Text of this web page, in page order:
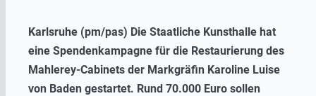
Karlsruhe (pm/pas) Die Staatliche Kunsthalle hat
eine Spendenkampagne für die Restaurierung des
Mahlerey-Cabinets der Markgräfin Karoline Luise
von Baden gestartet. Rund 70.000 Euro sollen